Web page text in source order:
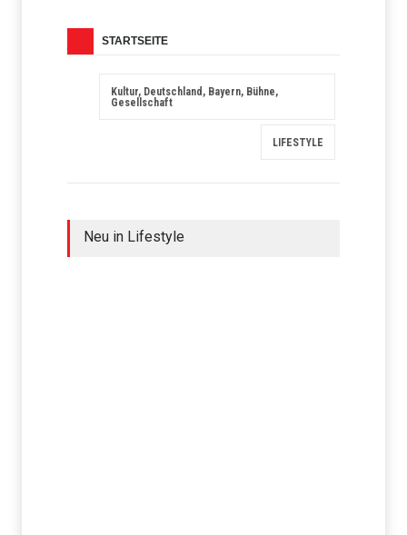
STARTSEITE
Kultur, Deutschland, Bayern, Bühne,
Gesellschaft
LIFESTYLE
Neu in Lifestyle